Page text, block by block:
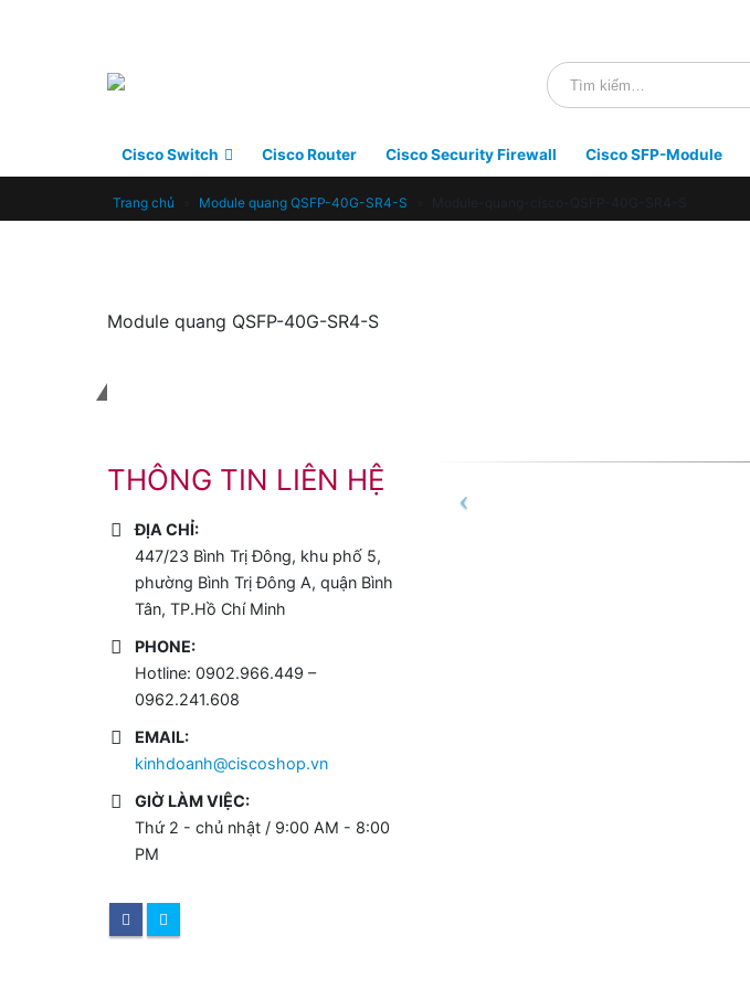
Cisco Switch Cisco Router Cisco Security Firewall Cisco SFP-Module
Trang chủ Module quang QSFP-40G-SR4-S
Module quang QSFP-40G-SR4-S
THÔNG TIN LIÊN HỆ
ĐỊA CHỈ:
447/23 Bình Trị Đông, khu phố 5,
phường Bình Trị Đông A, quận Bình
Tân, TP.Hồ Chí Minh
PHONE:
Hotline: 0902.966.449 –
0962.241.608
EMAIL:
kinhdoanh@ciscoshop.vn
GIỜ LÀM VIỆC:
Thứ 2 - chủ nhật / 9:00 AM - 8:00
PM